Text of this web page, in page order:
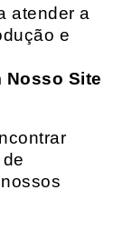
atender a
e
Nosso Site